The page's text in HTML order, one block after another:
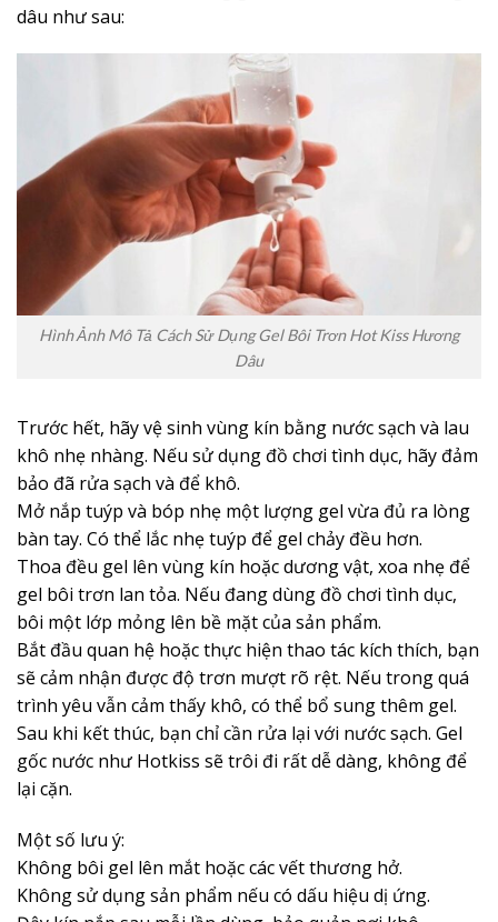
dâu như sau:
Hình Ảnh Mô Tả Cách Sử Dụng Gel Bôi Trơn Hot Kiss Hương
Dâu
Trước hết, hãy vệ sinh vùng kín bằng nước sạch và lau
khô nhẹ nhàng. Nếu sử dụng đồ chơi tình dục, hãy đảm
bảo đã rửa sạch và để khô.
Mở nắp tuýp và bóp nhẹ một lượng gel vừa đủ ra lòng
bàn tay. Có thể lắc nhẹ tuýp để gel chảy đều hơn.
Thoa đều gel lên vùng kín hoặc dương vật, xoa nhẹ để
gel bôi trơn lan tỏa. Nếu đang dùng đồ chơi tình dục,
bôi một lớp mỏng lên bề mặt của sản phẩm.
Bắt đầu quan hệ hoặc thực hiện thao tác kích thích, bạn
sẽ cảm nhận được độ trơn mượt rõ rệt. Nếu trong quá
trình yêu vẫn cảm thấy khô, có thể bổ sung thêm gel.
Sau khi kết thúc, bạn chỉ cần rửa lại với nước sạch. Gel
gốc nước như Hotkiss sẽ trôi đi rất dễ dàng, không để
lại cặn.
Một số lưu ý:
Không bôi gel lên mắt hoặc các vết thương hở.
Không sử dụng sản phẩm nếu có dấu hiệu dị ứng.